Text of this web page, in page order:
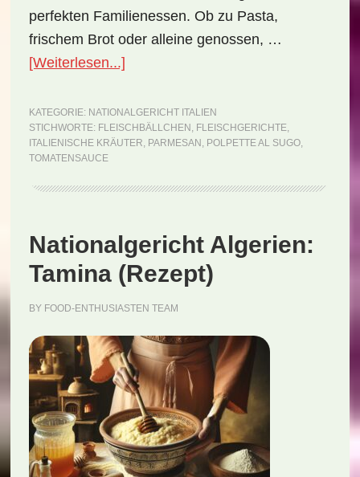
perfekten Familienessen. Ob zu Pasta,
frischem Brot oder alleine genossen, …
[Weiterlesen...]ÜberNationalgericht
Polpette
al
KATEGORIE: NATIONALGERICHT ITALIEN
STICHWORTE: FLEISCHBÄLLCHEN , FLEISCHGERICHTE,
ITALIENISCHE KRÄUTER, PARMESAN , POLPETTE AL SUGO,
TOMATENSAUCE
Nationalgericht Algerien:
Tamina (Rezept)
BY FOOD-ENTHUSIASTEN TEAM